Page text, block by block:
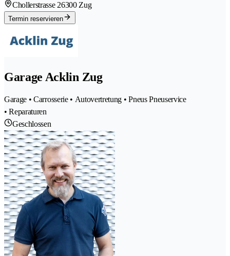
Chollerstrasse 26300 Zug
Termin reservieren
Garage Acklin Zug
Garage • Carrosserie • Autovertretung • Pneus Pneuservice
• Reparaturen
Geschlossen